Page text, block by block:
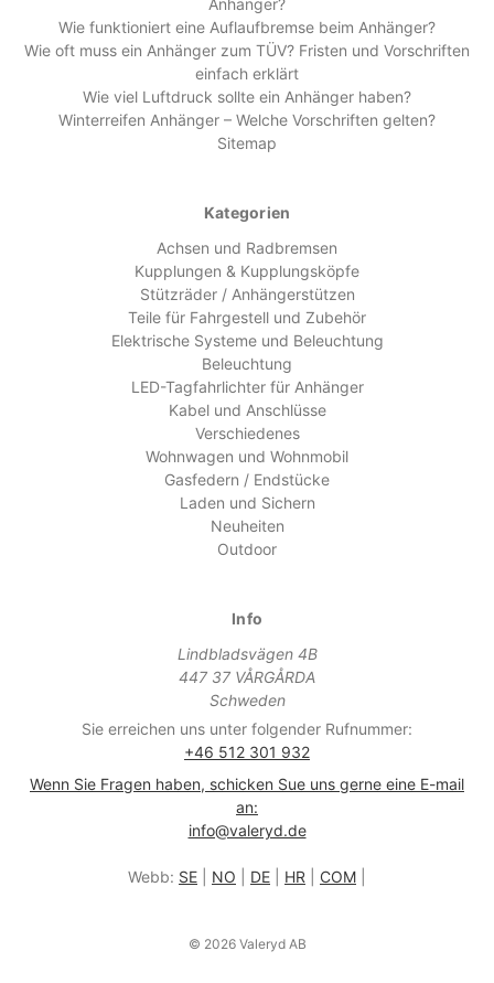
Anhänger?
Wie funktioniert eine Auflaufbremse beim Anhänger?
Wie oft muss ein Anhänger zum TÜV? Fristen und Vorschriften
einfach erklärt
Wie viel Luftdruck sollte ein Anhänger haben?
Winterreifen Anhänger – Welche Vorschriften gelten?
Sitemap
Kategorien
Achsen und Radbremsen
Kupplungen & Kupplungsköpfe
Stützräder / Anhängerstützen
Teile für Fahrgestell und Zubehör
Elektrische Systeme und Beleuchtung
Beleuchtung
LED-Tagfahrlichter für Anhänger
Kabel und Anschlüsse
Verschiedenes
Wohnwagen und Wohnmobil
Gasfedern / Endstücke
Laden und Sichern
Neuheiten
Outdoor
Info
Lindbladsvägen 4B
447 37 VÅRGÅRDA
Schweden
Sie erreichen uns unter folgender Rufnummer:
+46 512 301 932
Wenn Sie Fragen haben, schicken Sue uns gerne eine E-mail
an:
info@valeryd.de
Webb: SE NO DE HR COM
© 2026 Valeryd AB